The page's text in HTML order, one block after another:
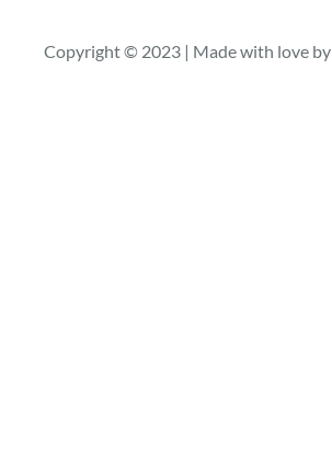
c
Copyright © 2023 | Made with love by